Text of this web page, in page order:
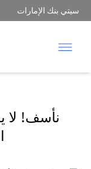
سيتي بنك الإمارات
نأسف! لا